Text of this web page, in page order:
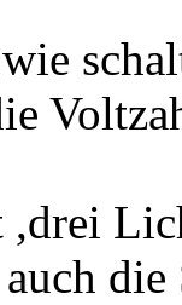
,drei